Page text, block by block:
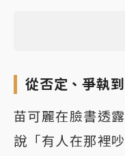
從否定、爭執
苗可麗在臉書透
說「有人在那裡